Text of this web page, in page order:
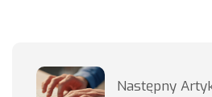
Następny